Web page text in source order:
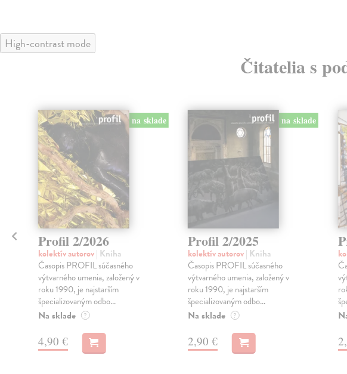
High-contrast mode
Čitatelia s
na sklade
Profil 2/2026
kolektív autorov| Kniha
Časopis PROFIL súčasného
výtvarného umenia, založený v
roku 1990, je najstarším
špecializovaným odbo...
Na sklade ?
4,90 €
na sklade
Profil 2/2025
kolektív autorov| Kniha
Časopis PROFIL súčasného
výtvarného umenia, založený v
roku 1990, je najstarším
špecializovaným odbo...
Na sklade ?
2,90 €